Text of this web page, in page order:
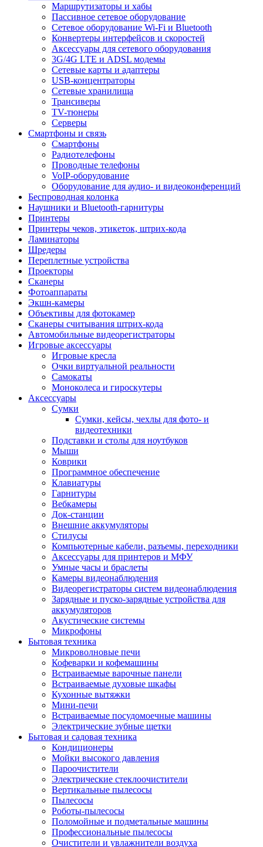
Маршрутизаторы и хабы
Пассивное сетевое оборудование
Сетевое оборудование Wi-Fi и Bluetooth
Конвертеры интерфейсов и скоростей
Аксессуары для сетевого оборудования
3G/4G LTE и ADSL модемы
Сетевые карты и адаптеры
USB-концентраторы
Сетевые хранилища
Трансиверы
TV-тюнеры
Серверы
Смартфоны и связь
Смартфоны
Радиотелефоны
Проводные телефоны
VoIP-оборудование
Оборудование для аудио- и видеоконференций
Беспроводная колонка
Наушники и Bluetooth-гарнитуры
Принтеры
Принтеры чеков, этикеток, штрих-кода
Ламинаторы
Шредеры
Переплетные устройства
Проекторы
Сканеры
Фотоаппараты
Экшн-камеры
Объективы для фотокамер
Сканеры считывания штрих-кода
Автомобильные видеорегистраторы
Игровые аксессуары
Игровые кресла
Очки виртуальной реальности
Самокаты
Моноколеса и гироскутеры
Аксессуары
Сумки
Сумки, кейсы, чехлы для фото- и
видеотехники
Подставки и столы для ноутбуков
Мыши
Коврики
Программное обеспечение
Клавиатуры
Гарнитуры
Вебкамеры
Док-станции
Внешние аккумуляторы
Стилусы
Компьютерные кабели, разъемы, переходники
Аксессуары для принтеров и МФУ
Умные часы и браслеты
Камеры видеонаблюдения
Видеорегистраторы систем видеонаблюдения
Зарядные и пуско-зарядные устройства для
аккумуляторов
Акустические системы
Микрофоны
Бытовая техника
Микроволновые печи
Кофеварки и кофемашины
Встраиваемые варочные панели
Встраиваемые духовые шкафы
Кухонные вытяжки
Мини-печи
Встраиваемые посудомоечные машины
Электрические зубные щетки
Бытовая и садовая техника
Кондиционеры
Мойки высокого давления
Пароочистители
Электрические стеклоочистители
Вертикальные пылесосы
Пылесосы
Роботы-пылесосы
Поломойные и подметальные машины
Профессиональные пылесосы
Очистители и увлажнители воздуха